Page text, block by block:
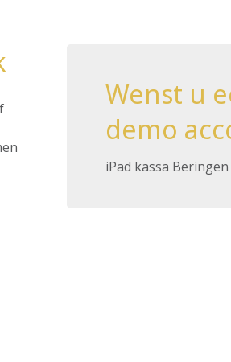
Wenst u
demo
iPad kassa Beringen